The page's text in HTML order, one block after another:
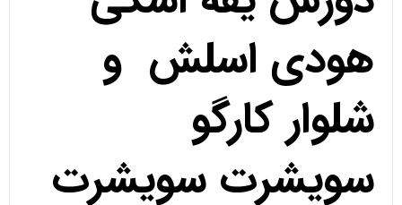
هودی اسلش و
شلوار کارگو
سویشرت سویشرت